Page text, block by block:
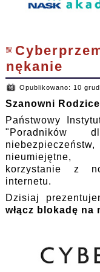
nękanie
Opublikowano: 10
Szanowni Rodzice
Państwowy
"Poradników
nieumiejętne,
korzystanie z
internetu.
Dzisiaj
włącz blokadę na